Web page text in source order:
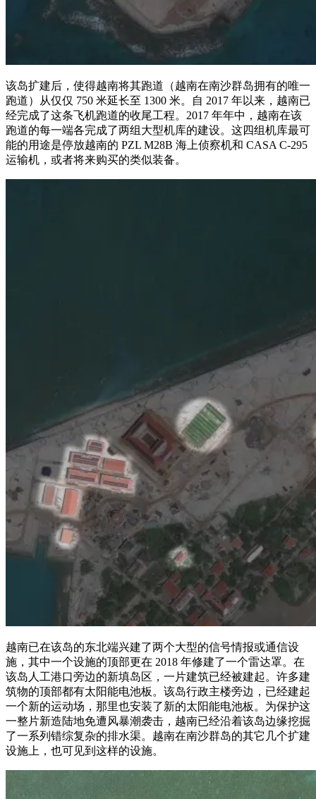
该岛扩建后，使得越南将其跑道（越南在南沙群岛拥有的唯一
跑道）从仅仅 750 米延长至 1300 米。自 2017 年以来，越南已
经完成了这条飞机跑道的收尾工程。2017 年年中，越南在该
跑道的每一端各完成了两组大型机库的建设。这四组机库最可
能的用途是停放越南的 PZL M28B 海上侦察机和 CASA C-295
运输机，或者将来购买的类似装备。
越南已在该岛的东北端兴建了两个大型的信号情报或通信设
施，其中一个设施的顶部更在 2018 年修建了一个雷达罩。在
该岛人工港口旁边的新填岛区，一片建筑已经被建起。许多建
筑物的顶部都有太阳能电池板。该岛行政主楼旁边，已经建起
一个新的运动场，那里也安装了新的太阳能电池板。为保护这
一整片新造陆地免遭风暴潮袭击，越南已经沿着该岛边缘挖掘
了一系列错综复杂的排水渠。越南在南沙群岛的其它几个扩建
设施上，也可见到这样的设施。